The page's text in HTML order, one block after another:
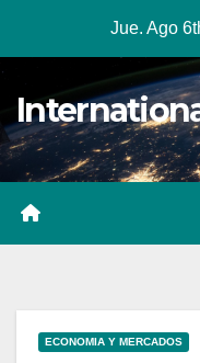
Jue. Ago
ECONOMIA Y MERCADOS